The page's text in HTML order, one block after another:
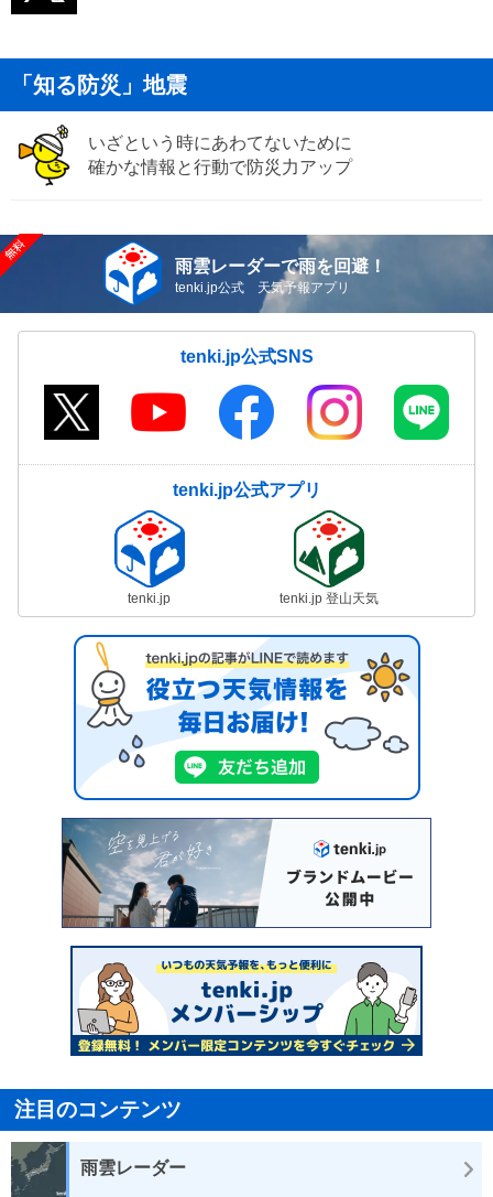
「知る防災」地震
いざという時にあわてないために
確かな情報と行動で防災力アップ
雨雲レーダーで雨を回避！
tenki.jp公式 天気予報アプリ
tenki.jp公式SNS
tenki.jp公式アプリ
tenki.jp tenki.jp 登山天気
注目のコンテンツ
雨雲レーダー